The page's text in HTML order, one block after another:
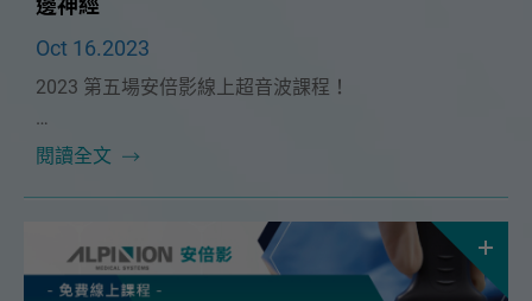
邊神經
Oct 16.2023
2023 第五場安倍影線上超音波課程！
本次課程很榮幸能邀請到🔥臺大醫學院復健部 陳文翔教
閱讀全文